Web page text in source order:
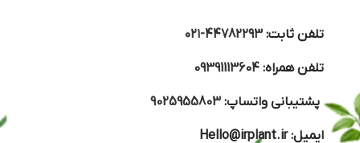
تلفن ثابت:44782293-۰۲۱
تلفن همراه:09391113604
پشتیبانی واتساپ:9025955803
ایمیل:Hello@irplant.ir